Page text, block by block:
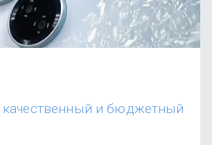
качественный и бюджетный